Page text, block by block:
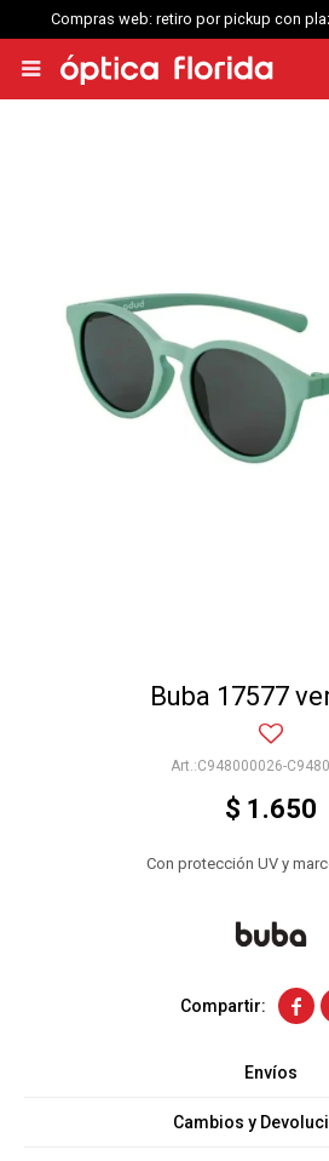
Compras web: retiro por pickup con

Buba 17577
C948000026-
$ 1.650
Con protección UV y

Envíos
Cambios y